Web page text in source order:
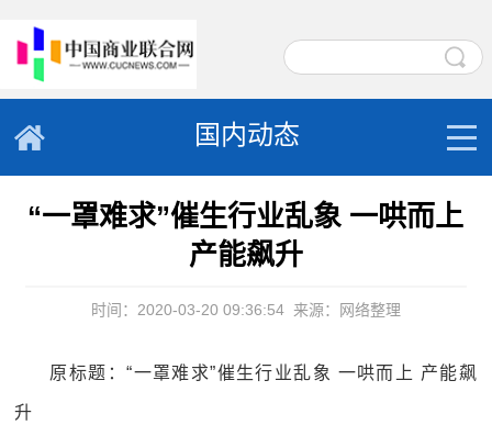
国内动态
“一罩难求”催生行业乱象 一哄而上
产能飙升
时间：2020-03-20 09:36:54 来源：网络整理
原标题：“一罩难求”催生行业乱象 一哄而上 产能飙
升